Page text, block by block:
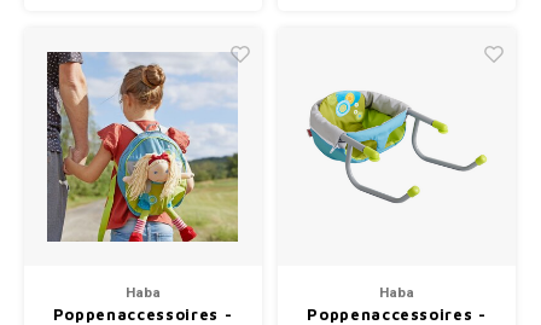
Haba
Poppenaccessoires -
Haba
Poppenaccessoires -